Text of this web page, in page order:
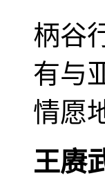
柄谷
有与
情愿
王赓